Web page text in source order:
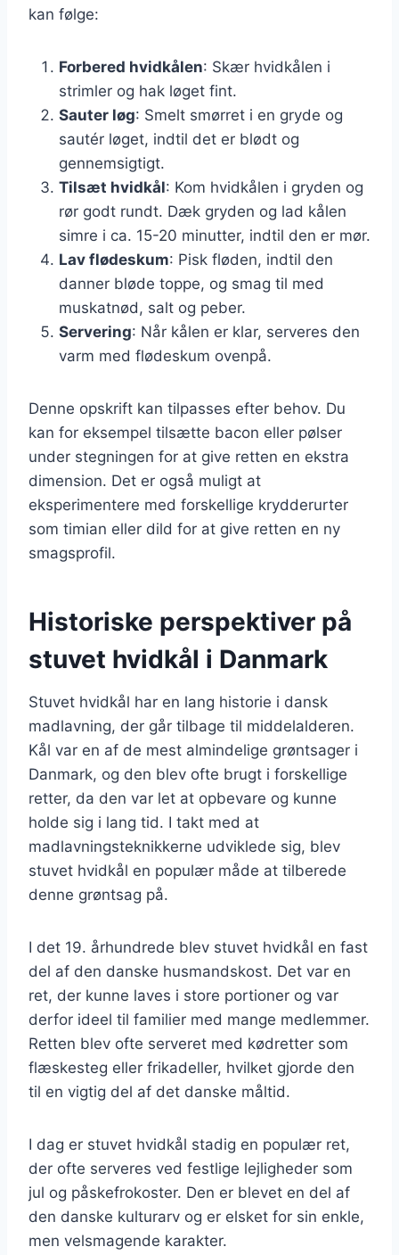
kan følge:
Forbered hvidkålen: Skær hvidkålen i
strimler og hak løget fint.
Sauter løg: Smelt smørret i en gryde og
sautér løget, indtil det er blødt og
gennemsigtigt.
Tilsæt hvidkål: Kom hvidkålen i gryden og
rør godt rundt. Dæk gryden og lad kålen
simre i ca. 15-20 minutter, indtil den er mør.
Lav flødeskum: Pisk fløden, indtil den
danner bløde toppe, og smag til med
muskatnød, salt og peber.
Servering: Når kålen er klar, serveres den
varm med flødeskum ovenpå.
Denne opskrift kan tilpasses efter behov. Du
kan for eksempel tilsætte bacon eller pølser
under stegningen for at give retten en ekstra
dimension. Det er også muligt at
eksperimentere med forskellige krydderurter
som timian eller dild for at give retten en ny
smagsprofil.
Historiske perspektiver på
stuvet hvidkål i Danmark
Stuvet hvidkål har en lang historie i dansk
madlavning, der går tilbage til middelalderen.
Kål var en af de mest almindelige grøntsager i
Danmark, og den blev ofte brugt i forskellige
retter, da den var let at opbevare og kunne
holde sig i lang tid. I takt med at
madlavningsteknikkerne udviklede sig, blev
stuvet hvidkål en populær måde at tilberede
denne grøntsag på.
I det 19. århundrede blev stuvet hvidkål en fast
del af den danske husmandskost. Det var en
ret, der kunne laves i store portioner og var
derfor ideel til familier med mange medlemmer.
Retten blev ofte serveret med kødretter som
flæskesteg eller frikadeller, hvilket gjorde den
til en vigtig del af det danske måltid.
I dag er stuvet hvidkål stadig en populær ret,
der ofte serveres ved festlige lejligheder som
jul og påskefrokoster. Den er blevet en del af
den danske kulturarv og er elsket for sin enkle,
men velsmagende karakter.